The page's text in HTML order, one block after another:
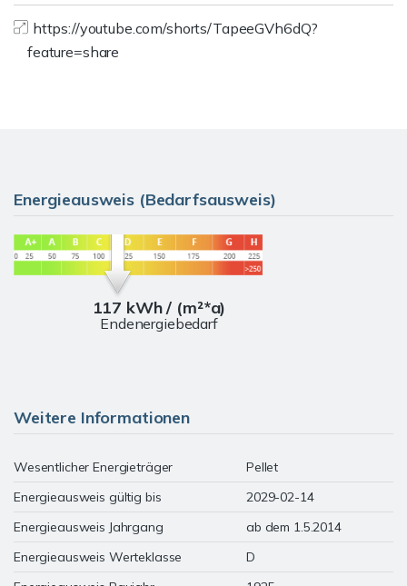
https://youtube.com/shorts/TapeeGVh6dQ?
feature=share
Energieausweis (Bedarfsausweis)
117 kWh / (m²*a)
Endenergiebedarf
Weitere Informationen
Wesentlicher Energieträger
Pellet
Energieausweis gültig bis
2029-02-14
Energieausweis Jahrgang
ab dem 1.5.2014
Energieausweis Werteklasse
D